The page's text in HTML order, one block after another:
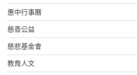
惠中行事曆
慈善公益
慈悲基金會
教育人文